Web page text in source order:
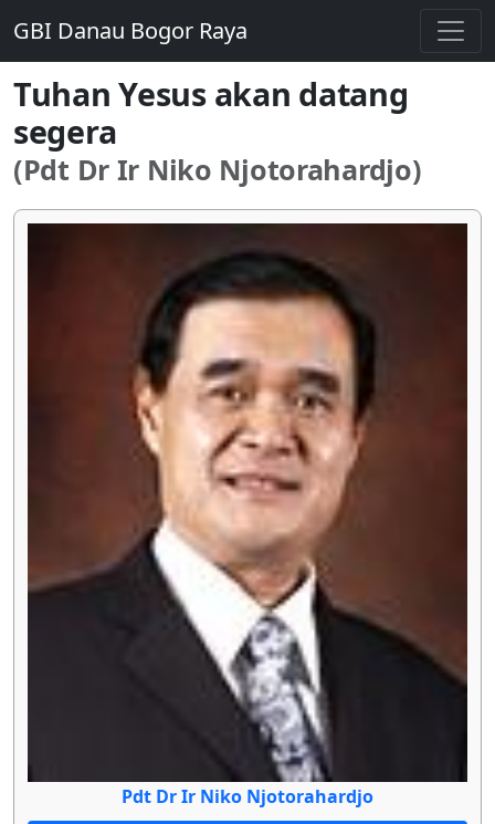
GBI Danau Bogor Raya
Tuhan Yesus akan datang
segera
(Pdt Dr Ir Niko Njotorahardjo)
Pdt Dr Ir Niko Njotorahardjo